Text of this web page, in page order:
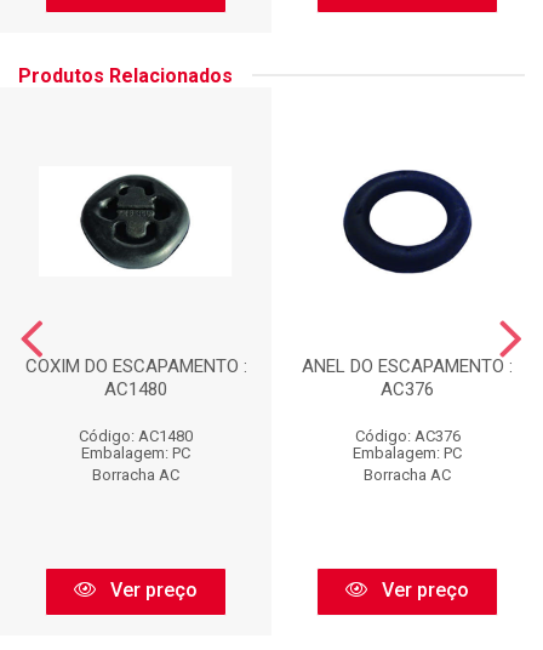
Produtos Relacionados
COXIM DO ESCAPAMENTO :
AC1480
Código: AC1480
Embalagem: PC
Borracha AC
Ver preço
ANEL DO ESCAPAMENTO :
AC376
Código: AC376
Embalagem: PC
Borracha AC
Ver preço